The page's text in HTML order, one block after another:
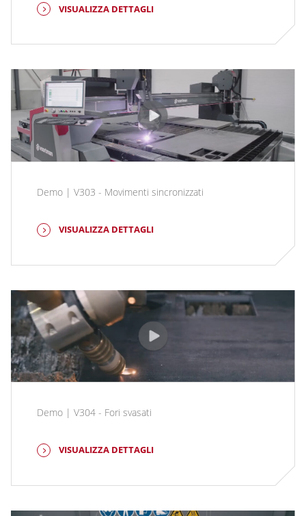
VISUALIZZA DETTAGLI
Demo | V303 - Movimenti sincronizzati
VISUALIZZA DETTAGLI
Demo | V304 - Fori svasati
VISUALIZZA DETTAGLI